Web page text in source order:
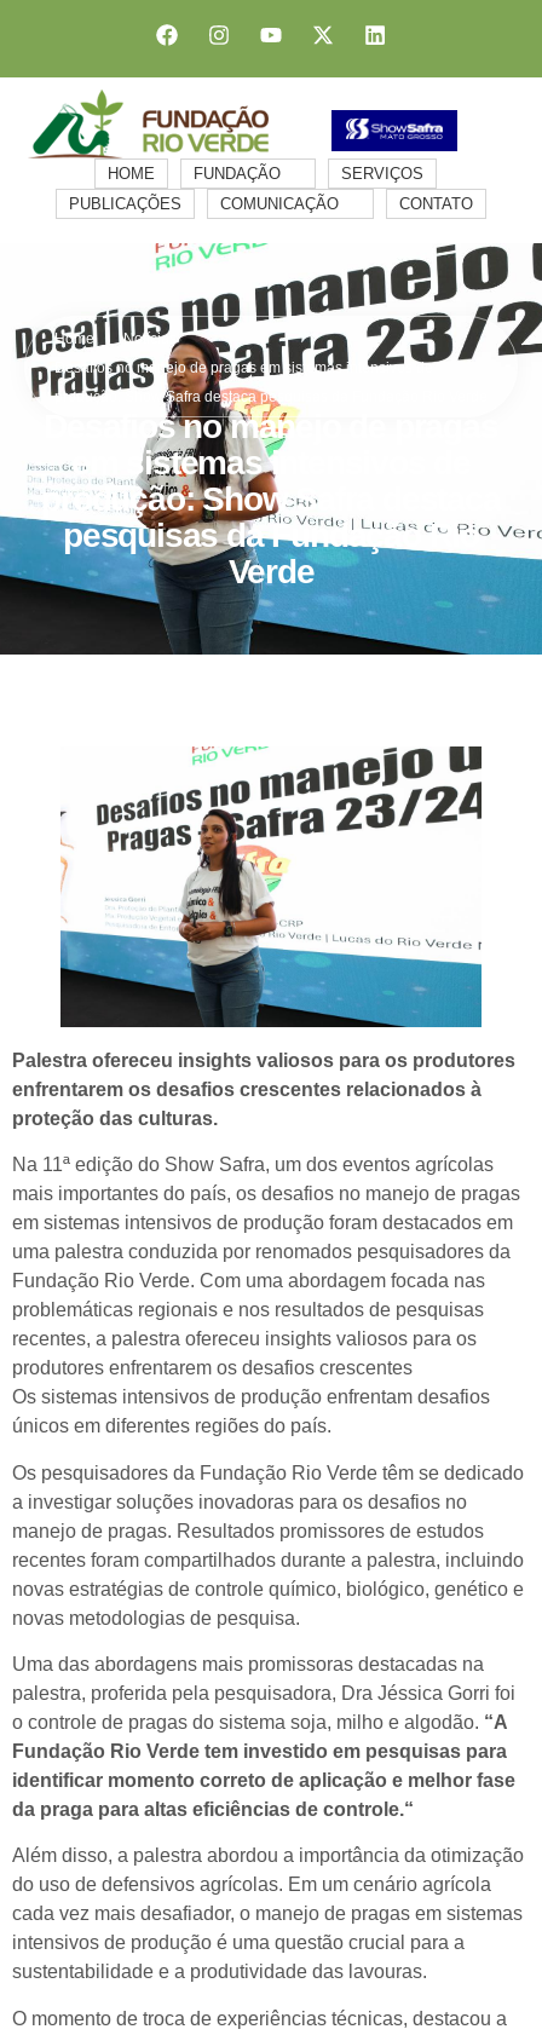
HOME FUNDAÇÃO
SERVIÇOS
PUBLICAÇÕES
COMUNICAÇÃO CONTATO
Home
Notícias
Desafios no manejo de pragas em sistemas intensivos de
produção: Show Safra destaca pesquisas da Fundação Rio Verde
Desafios no manejo de pragas
em sistemas intensivos de
produção: Show Safra destaca
pesquisas da Fundação Rio
Verde
Palestra ofereceu insights valiosos para os produtores
enfrentarem os desafios crescentes relacionados à
proteção das culturas.
Na 11ª edição do Show Safra, um dos eventos agrícolas
mais importantes do país, os desafios no manejo de pragas
em sistemas intensivos de produção foram destacados em
uma palestra conduzida por renomados pesquisadores da
Fundação Rio Verde. Com uma abordagem focada nas
problemáticas regionais e nos resultados de pesquisas
recentes, a palestra ofereceu insights valiosos para os
produtores enfrentarem os desafios crescentes
Os sistemas intensivos de produção enfrentam desafios
únicos em diferentes regiões do país.
Os pesquisadores da Fundação Rio Verde têm se dedicado
a investigar soluções inovadoras para os desafios no
manejo de pragas. Resultados promissores de estudos
recentes foram compartilhados durante a palestra, incluindo
novas estratégias de controle químico, biológico, genético e
novas metodologias de pesquisa.
Uma das abordagens mais promissoras destacadas na
palestra, proferida pela pesquisadora, Dra Jéssica Gorri foi
o controle de pragas do sistema soja, milho e algodão. “A
Fundação Rio Verde tem investido em pesquisas para
identificar momento correto de aplicação e melhor fase
da praga para altas eficiências de controle.“
Além disso, a palestra abordou a importância da otimização
do uso de defensivos agrícolas. Em um cenário agrícola
cada vez mais desafiador, o manejo de pragas em sistemas
intensivos de produção é uma questão crucial para a
sustentabilidade e a produtividade das lavouras.
O momento de troca de experiências técnicas, destacou a